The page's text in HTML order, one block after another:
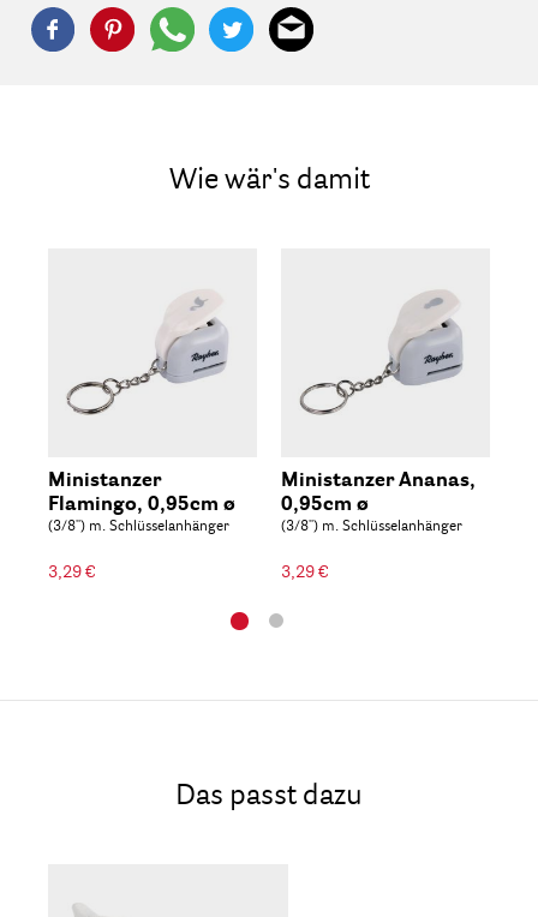
Wie wär's damit
Ministanzer
Flamingo, 0,95cm ø
(3/8'') m. Schlüsselanhänger
3,29 €
Ministanzer Ananas,
0,95cm ø
(3/8'') m. Schlüsselanhänger
3,29 €
Das passt dazu